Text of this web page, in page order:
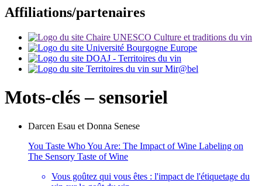
Affiliations/partenaires
Mots-clés – sensoriel
Darcen Esau et Donna Senese
You Taste Who You Are: The Impact of Wine Labeling on
The Sensory Taste of Wine
Vous goûtez qui vous êtes : l'impact de l'étiquetage du